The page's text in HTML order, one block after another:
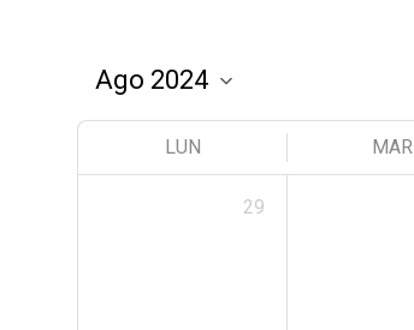
LUN MAR
29